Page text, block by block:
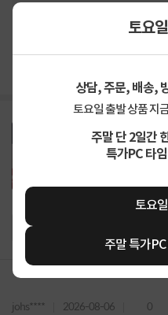
토요
상담, 주문, 배송,
토요일 출발 상품 지
주말 단 2일간
특가PC 타
토요
주말 특가PC
가격
johs**** 2026-08-06 0